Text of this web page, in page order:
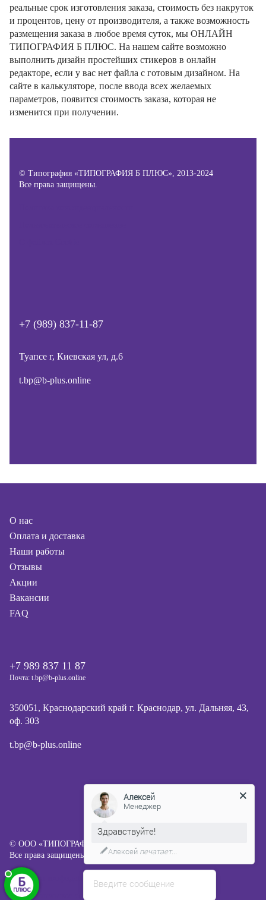
реальные срок изготовления заказа, стоимость без накруток
и процентов, цену от производителя, а также возможность
размещения заказа в любое время суток, мы ОНЛАЙН
ТИПОГРАФИЯ Б ПЛЮС. На нашем сайте возможно
выполнить дизайн простейших стикеров в онлайн
редакторе, если у вас нет файла с готовым дизайном. На
сайте в калькуляторе, после ввода всех желаемых
параметров, появится стоимость заказа, которая не
изменится при получении.
© Типография «ТИПОГРАФИЯ Б ПЛЮС», 2013-2024
Все права защищены.
+7 (989) 837-11-87
Туапсе г, Киевская ул, д.6
t.bp@b-plus.online
О нас
Оплата и доставка
Наши работы
Отзывы
Акции
Вакансии
FAQ
+7 989 837 11 87
Почта: t.bp@b-plus.online
350051, Краснодарский край г. Краснодар, ул. Дальняя, 43,
оф. 303
t.bp@b-plus.online
© ООО «ТИПОГРАФИЯ Б ПЛЮС», 2013-2026
Все права защищены.
Политика конфиденциальности
Пользовательское соглашение
Введите сообщение
Алексей
Менеджер
Здравствуйте!
Алексейпечатает...